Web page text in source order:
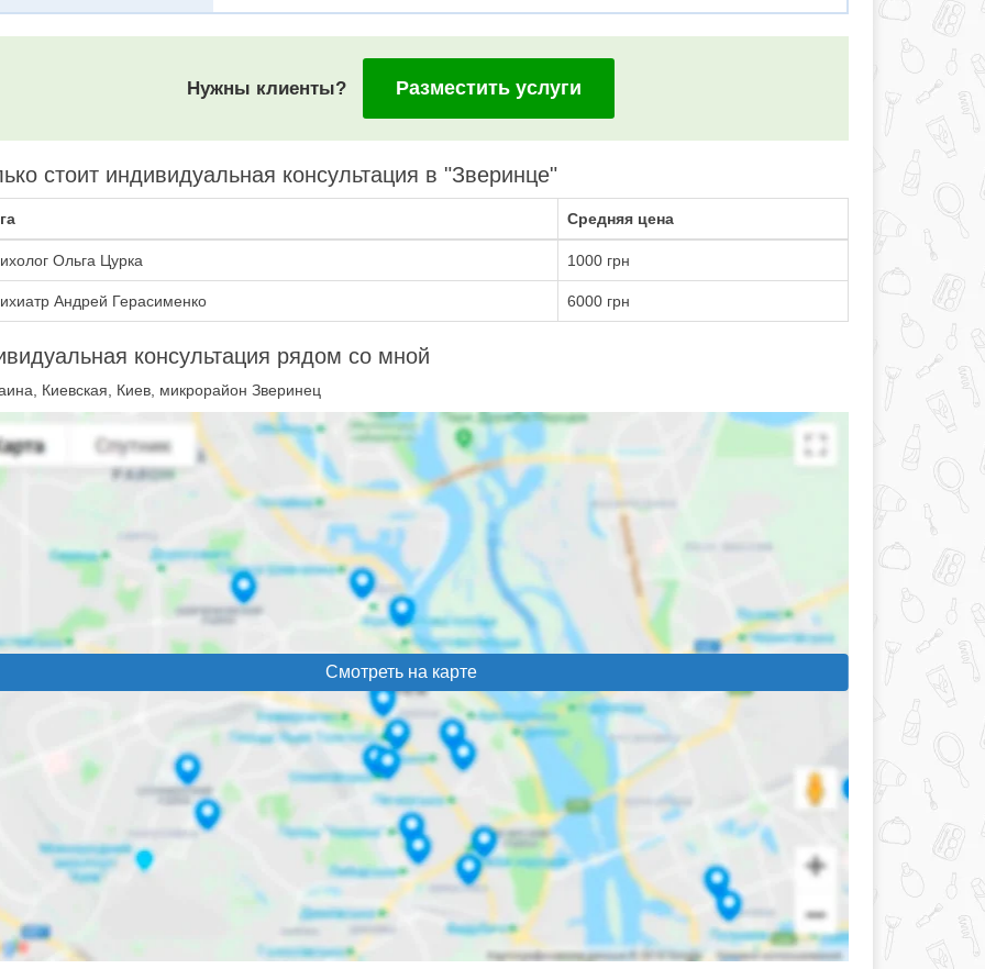
Нужны клиенты? Разместить услуги
стоит индивидуальная консультация в "Зверинце"
Средняя цена
Ольга Цурка 1000 грн
Андрей Герасименко 6000 грн
консультация рядом со мной
Киевская, Киев, микрорайон Зверинец
Смотреть на карте